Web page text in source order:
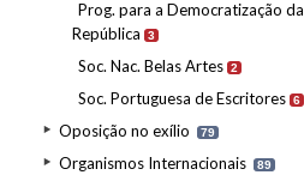
Prog. para a Democratização da
República
3
Soc. Nac. Belas Artes 2
Soc. Portuguesa de Escritores 6
Oposição no exílio 79
Organismos Internacionais 89